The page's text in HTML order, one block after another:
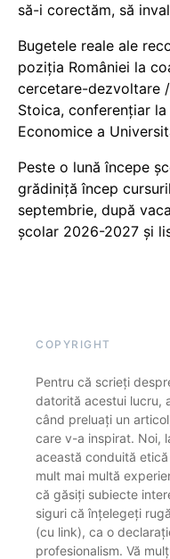
să-i corectăm, să
Bugetele reale ale
poziția României la
cercetare-dezvoltare
Stoica, conferențiar
Economice a
Peste o lună începe
grădiniță încep
septembrie, după
școlar 2026-2027 și
COPYRIGHT
Pentru că scrieți
datorită acestui lucru,
când preluați un
care v-a inspirat. Noi,
această conduită
mult mai multă
că găsiți subiecte
siguri că înțelegeți
(cu link), ca o
profesionalism. Vă